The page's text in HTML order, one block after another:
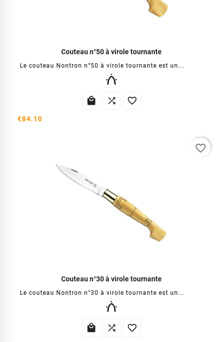
Couteau n°50 à virole tournante
Le couteau Nontron n°50 à virole tournante est un...
  
€84.10
Couteau n°30 à virole tournante
Le couteau Nontron n°30 à virole tournante est un...
  
favorite_border